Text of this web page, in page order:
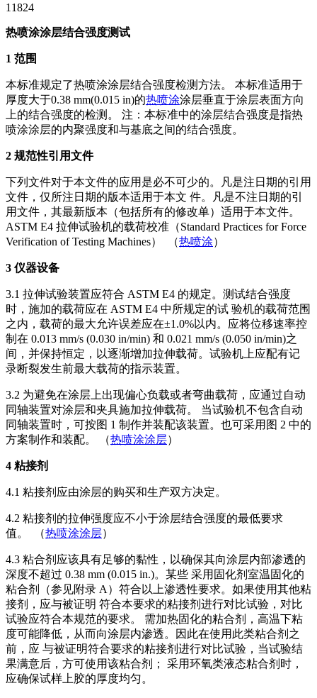
11824
热喷涂涂层结合强度测试
1 范围
本标准规定了热喷涂涂层结合强度检测方法。 本标准适用于
厚度大于0.38 mm(0.015 in)的热喷涂涂层垂直于涂层表面方向
上的结合强度的检测。 注：本标准中的涂层结合强度是指热
喷涂涂层的内聚强度和与基底之间的结合强度。
2 规范性引用文件
下列文件对于本文件的应用是必不可少的。凡是注日期的引用
文件，仅所注日期的版本适用于本文 件。凡是不注日期的引
用文件，其最新版本（包括所有的修改单）适用于本文件。
ASTM E4 拉伸试验机的载荷校准（Standard Practices for Force
Verification of Testing Machines） （热喷涂）
3 仪器设备
3.1 拉伸试验装置应符合 ASTM E4 的规定。测试结合强度
时，施加的载荷应在 ASTM E4 中所规定的试 验机的载荷范围
之内，载荷的最大允许误差应在±1.0%以内。应将位移速率控
制在 0.013 mm/s (0.030 in/min) 和 0.021 mm/s (0.050 in/min)之
间，并保持恒定，以逐渐增加拉伸载荷。试验机上应配有记
录断裂发生前最大载荷的指示装置。
3.2 为避免在涂层上出现偏心负载或者弯曲载荷，应通过自动
同轴装置对涂层和夹具施加拉伸载荷。 当试验机不包含自动
同轴装置时，可按图 1 制作并装配该装置。也可采用图 2 中的
方案制作和装配。 （热喷涂涂层）
4 粘接剂
4.1 粘接剂应由涂层的购买和生产双方决定。
4.2 粘接剂的拉伸强度应不小于涂层结合强度的最低要求
值。 （热喷涂涂层）
4.3 粘合剂应该具有足够的黏性，以确保其向涂层内部渗透的
深度不超过 0.38 mm (0.015 in.)。某些 采用固化剂室温固化的
粘合剂（参见附录 A）符合以上渗透性要求。如果使用其他粘
接剂，应与被证明 符合本要求的粘接剂进行对比试验，对比
试验应符合本规范的要求。 需加热固化的粘合剂，高温下粘
度可能降低，从而向涂层内渗透。因此在使用此类粘合剂之
前，应 与被证明符合要求的粘接剂进行对比试验，当试验结
果满意后，方可使用该粘合剂； 采用环氧类液态粘合剂时，
应确保试样上胶的厚度均匀。